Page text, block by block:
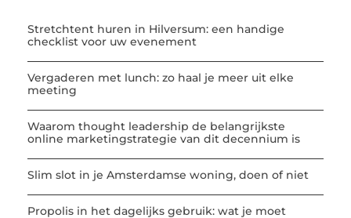
Stretchtent huren in Hilversum: een handige
checklist voor uw evenement
Vergaderen met lunch: zo haal je meer uit elke
meeting
Waarom thought leadership de belangrijkste
online marketingstrategie van dit decennium is
Slim slot in je Amsterdamse woning, doen of niet
Propolis in het dagelijks gebruik: wat je moet